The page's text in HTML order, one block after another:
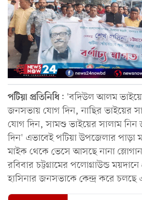
পটিয়াপ্রতিনিধি : 'বদিউল আলম
জনসভায় যোগ দিন, নাছির ভাইয়ের
যোগ দিন, সামশু ভাইয়ের সালাম
দিন' এভাবেই পটিয়া উপজেলার পাড়া
মাইক থেকে ভেসে আসছে নানা
রবিবার চট্টগ্রামের পলোগ্রাউন্ড ময়দানে
হাসিনার জনসভাকে কেন্দ্র করে চলছে